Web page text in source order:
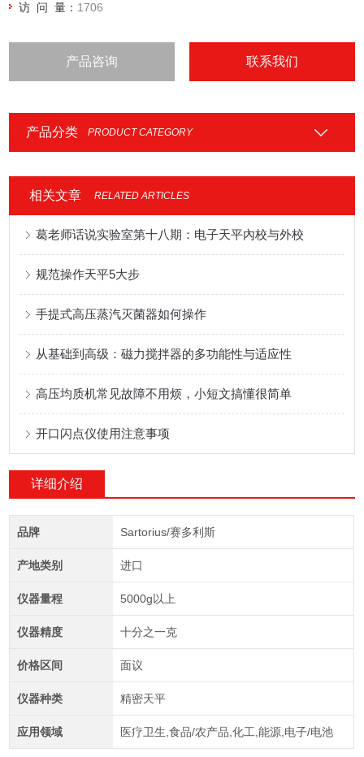
访 问 量： 1706
产品咨询 联系我们
产品分类 PRODUCT CATEGORY
相关文章 RELATED ARTICLES
葛老师话说实验室第十八期：电子天平內校与外校
规范操作天平5大步
​手提式高压蒸汽灭菌器如何操作
从基础到高级：磁力搅拌器的多功能性与适应性
高压均质机常见故障不用烦，小短文搞懂很简单
开口闪点仪使用注意事项
详细介绍
品牌 Sartorius/赛多利斯
产地类别 进口
仪器量程 5000g以上
仪器精度 十分之一克
价格区间 面议
仪器种类 精密天平
应用领域 医疗卫生,食品/农产品,化工,能源,电子/电池